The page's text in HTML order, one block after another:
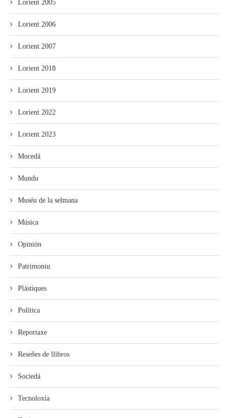
Lorient 2005
Lorient 2006
Lorient 2007
Lorient 2018
Lorient 2019
Lorient 2022
Lorient 2023
Mocedá
Mundu
Muséu de la selmana
Música
Opinión
Patrimoniu
Plástiques
Política
Reportaxe
Reseñes de llibros
Sociedá
Tecnoloxía